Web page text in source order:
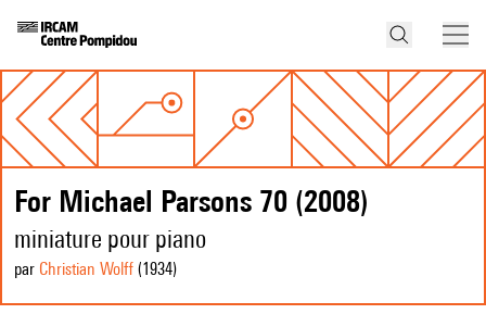
For Michael Parsons 70 (2008)
miniature pour piano
par Christian Wolff (1934)